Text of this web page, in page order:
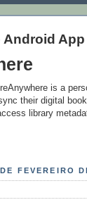
Android App
is a
their digital
library
FEVEREIRO